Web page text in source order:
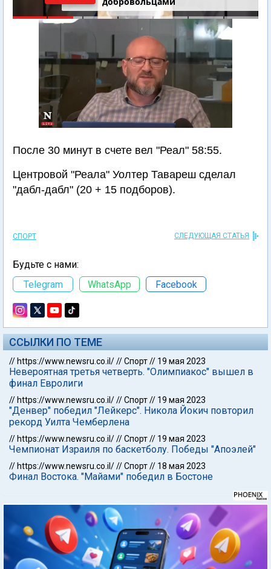
После 30 минут в счете вел "Реал" 58:55.
Центровой "Реала" Уолтер Тавареш сделал
"дабл-дабл" (20 + 15 подборов).
СПОРТ СЛЕДУЮЩАЯ СТАТЬЯ
Будьте с нами:
Telegram
WhatsApp Facebook
ССЫЛКИ ПО ТЕМЕ
// https://www.newsru.co.il///Спорт// 19 мая 2023
Невероятная третья четверть. "Олимпиакос" вышел в
финал Евролиги
// https://www.newsru.co.il///Спорт// 19 мая 2023
"Денвер" победил "Лейкерс". Никола Йокич повторил
рекорд Уилта Чемберлена
// https://www.newsru.co.il///Спорт// 19 мая 2023
Чемпионат Израиля по баскетболу. Победы "Апоэлей"
// https://www.newsru.co.il///Спорт// 18 мая 2023
Финал Востока. "Майами" победил в Бостоне